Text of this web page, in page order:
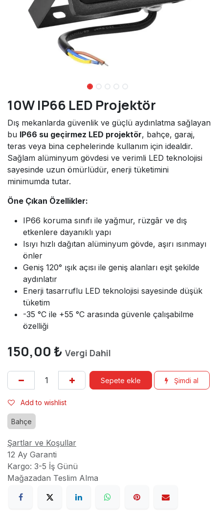
10W IP66 LED Projektör
Dış mekanlarda güvenlik ve güçlü aydınlatma sağlayan
bu IP66 su geçirmez LED projektör, bahçe, garaj,
teras veya bina cephelerinde kullanım için idealdir.
Sağlam alüminyum gövdesi ve verimli LED teknolojisi
sayesinde uzun ömürlüdür, enerji tüketimini
minimumda tutar.
Öne Çıkan Özellikler:
IP66 koruma sınıfı ile yağmur, rüzgâr ve dış
etkenlere dayanıklı yapı
Isıyı hızlı dağıtan alüminyum gövde, aşırı ısınmayı
önler
Geniş 120° ışık açısı ile geniş alanları eşit şekilde
aydınlatır
Enerji tasarruflu LED teknolojisi sayesinde düşük
tüketim
-35 °C ile +55 °C arasında güvenle çalışabilme
özelliği
150,00 ₺ Vergi Dahil
Sepete ekle Şimdi al
Add to wishlist
Bahçe
Şartlar ve Koşullar
12 Ay Garanti
Kargo: 3-5 İş Günü
Mağazadan Teslim Alma